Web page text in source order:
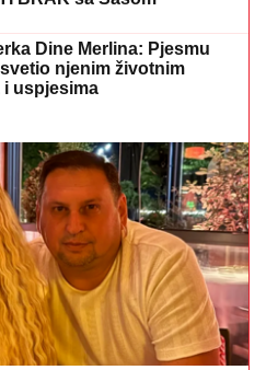
Dine Merlina: Pjesmu
njenim životnim
i uspjesima